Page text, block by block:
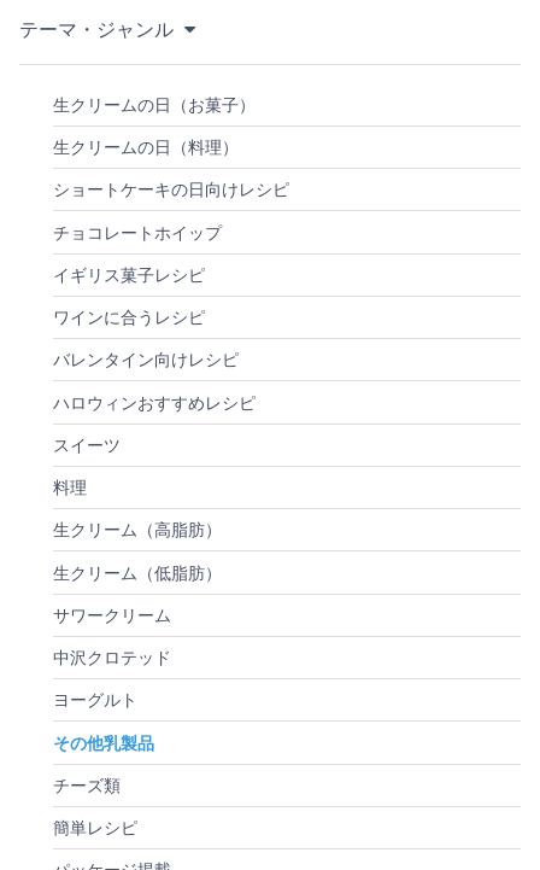
テーマ・ジャンル
生クリームの日（お菓子）
生クリームの日（料理）
ショートケーキの日向けレシピ
チョコレートホイップ
イギリス菓子レシピ
ワインに合うレシピ
バレンタイン向けレシピ
ハロウィンおすすめレシピ
スイーツ
料理
生クリーム（高脂肪）
生クリーム（低脂肪）
サワークリーム
中沢クロテッド
ヨーグルト
その他乳製品
チーズ類
簡単レシピ